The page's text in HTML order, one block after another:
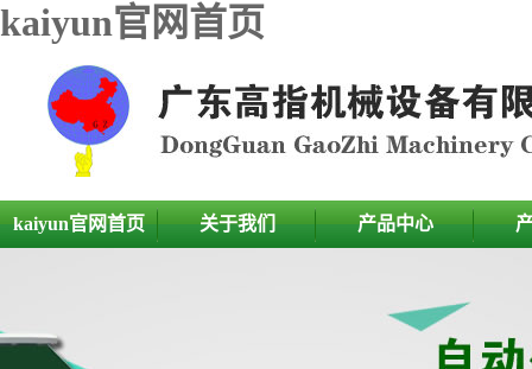
kaiyun官网首页
kaiyun官网首页 关于我们 产品中心